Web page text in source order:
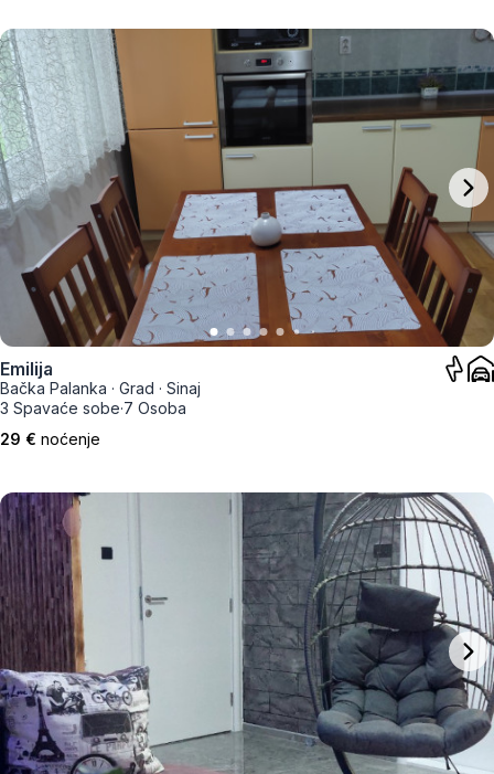
Emilija
Bačka Palanka · Grad · Sinaj
3 Spavaće sobe·7 Osoba
29 € noćenje